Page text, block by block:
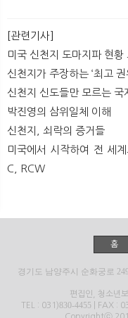
[관련기사]
미국 신천지 도마지파 현황
신천지가 주장하는 ‘최고 권
신천지 신도들만 모르는 국
박진영의 삼위일체 이해
신천지, 쇠락의 증거들
미국에서 시작하여 전 세
C, RCW
홈
경기도 남양주시 순화궁로
편집인, 청소년
TEL : 031)830-4455 | FAX :